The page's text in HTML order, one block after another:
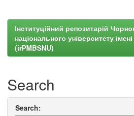
Інституційний репозитарій
національного університету
(irPMBSNU)
Search
Search: